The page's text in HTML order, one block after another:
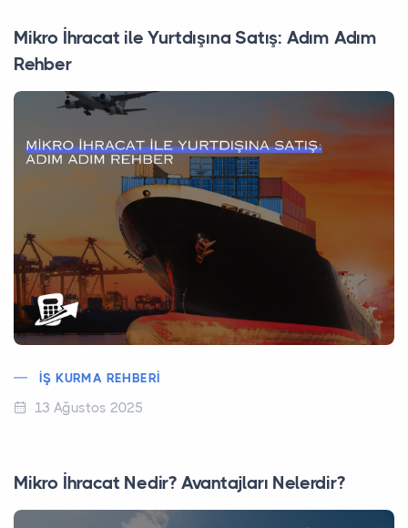
Mikro İhracat ile Yurtdışına Satış: Adım Adım
Rehber
İŞ KURMA REHBERI
13 Ağustos 2025
Mikro İhracat Nedir? Avantajları Nelerdir?